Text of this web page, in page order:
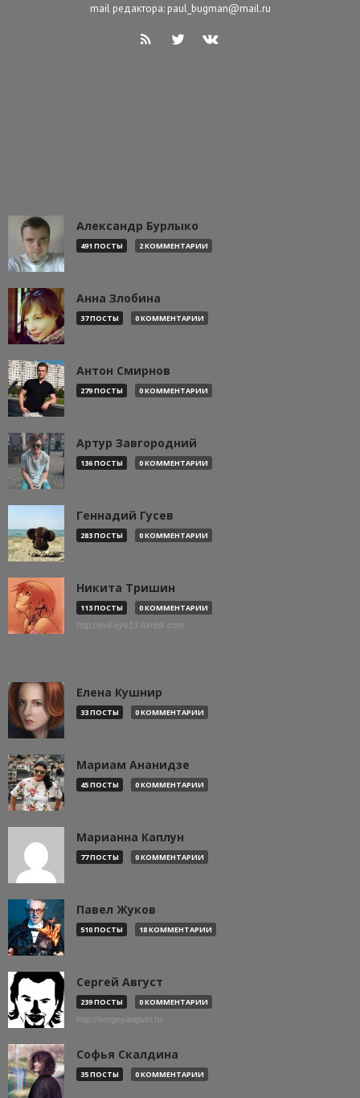
mail редактора: paul_bugman@mail.ru
Александр Бурлыко
491 ПОСТЫ 2 КОММЕНТАРИИ
Анна Злобина
37 ПОСТЫ 0 КОММЕНТАРИИ
Антон Смирнов
279 ПОСТЫ 0 КОММЕНТАРИИ
Артур Завгородний
136 ПОСТЫ 0 КОММЕНТАРИИ
Геннадий Гусев
283 ПОСТЫ 0 КОММЕНТАРИИ
Никита Тришин
113 ПОСТЫ 0 КОММЕНТАРИИ
http://evil-eye13.tumblr.com
Елена Кушнир
33 ПОСТЫ 0 КОММЕНТАРИИ
Мариам Ананидзе
45 ПОСТЫ 0 КОММЕНТАРИИ
Марианна Каплун
77 ПОСТЫ 0 КОММЕНТАРИИ
Павел Жуков
510 ПОСТЫ 18 КОММЕНТАРИИ
Сергей Август
239 ПОСТЫ 0 КОММЕНТАРИИ
http://sergeyaugust.ru
Софья Скалдина
35 ПОСТЫ 0 КОММЕНТАРИИ